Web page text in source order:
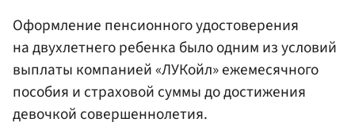
Оформление пенсионного удостоверения
на двухлетнего ребенка было одним из условий
выплаты компанией «ЛУКойл» ежемесячного
пособия и страховой суммы до достижения
девочкой совершеннолетия.